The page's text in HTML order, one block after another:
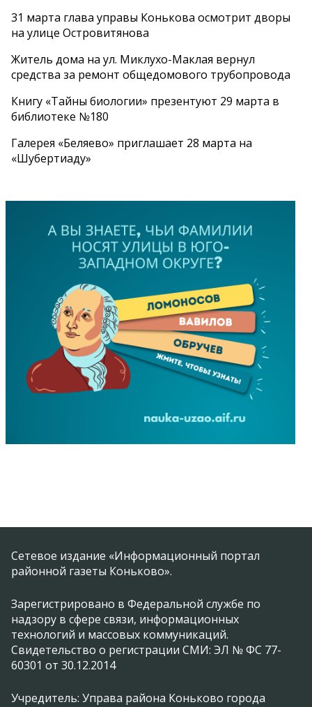
31 марта глава управы Конькова осмотрит дворы
на улице Островитянова
Житель дома на ул. Миклухо-Маклая вернул
средства за ремонт общедомового трубопровода
Книгу «Тайны биологии» презентуют 29 марта в
библиотеке №180
Галерея «Беляево» приглашает 28 марта на
«Шубертиаду»
Сетевое издание «Информационный портал
районной газеты Коньково».
Зарегистрировано в Федеральной службе по
надзору в сфере связи, информационных
технологий и массовых коммуникаций.
Свидетельство о регистрации СМИ: ЭЛ № ФС 77-
60301 от 30.12.2014
Учредитель: Управа района Коньково города